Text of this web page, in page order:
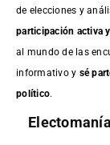
de elecciones y
participación activa
al mundo de las
informativo y sé
político.
Electomanía